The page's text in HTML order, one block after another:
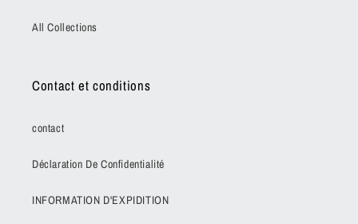
All Collections
Contact et conditions
contact
Déclaration De Confidentialité
INFORMATION D'EXPIDITION